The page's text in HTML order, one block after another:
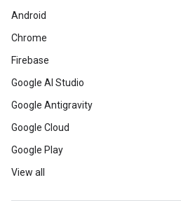
Android
Chrome
Firebase
Google AI Studio
Google Antigravity
Google Cloud
Google Play
View all